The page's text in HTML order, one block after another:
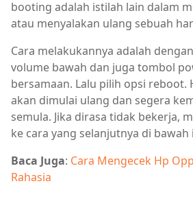
booting adalah istilah lain dalam
atau menyalakan ulang sebuah
Cara melakukannya adalah
volume bawah dan juga tombol
bersamaan. Lalu pilih opsi reboot.
akan dimulai ulang dan segera
semula. Jika dirasa tidak bekerja,
ke cara yang selanjutnya di bawah
Baca Juga: Cara Mengecek Hp
Rahasia